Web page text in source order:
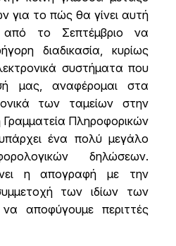
για το πώς θα γίνει αυτή
το Σεπτέμβριο να
διαδικασία, κυρίως
συστήματα που
μας, αναφέρομαι στα
των ταμείων στην
Γραμματεία Πληροφορικών
ένα πολύ μεγάλο
δηλώσεων.
η απογραφή με την
των ιδίων των
αποφύγουμε περιττές